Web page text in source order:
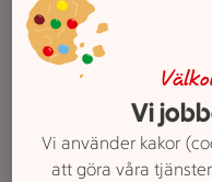
Vi
Vi använder kakor
att göra våra